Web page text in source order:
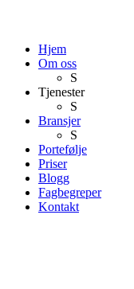
Hjem
Om oss
S
Tjenester
S
Bransjer
S
Portefølje
Priser
Blogg
Fagbegreper
Kontakt